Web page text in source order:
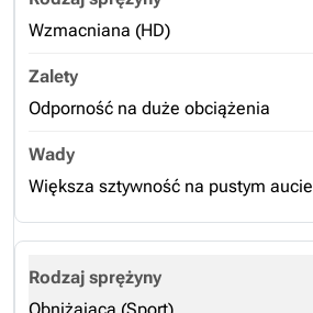
Wzmacniana (HD)
Odporność na duże obciążenia
Większa sztywność na pustym aucie